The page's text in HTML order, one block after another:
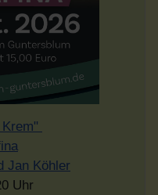
Jan Köhler
Uhr